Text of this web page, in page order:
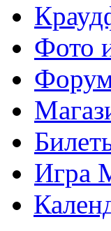
Фото
Игра